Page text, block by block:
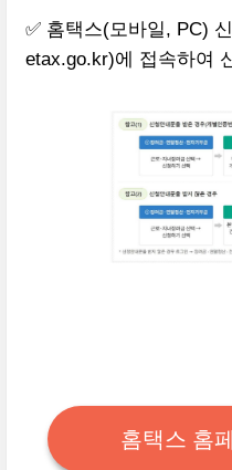
✅ 홈택스(모바일, PC)
etax.go.kr)에 접속하여
홈택스 홈